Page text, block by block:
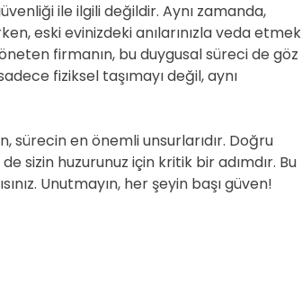
ile ilgili değildir. Aynı zamanda,
eski evinizdeki anılarınızla veda etmek
firmanın, bu duygusal süreci de göz
fiziksel taşımayı değil, aynı
sürecin en önemli unsurlarıdır. Doğru
sizin huzurunuz için kritik bir adımdır. Bu
Unutmayın, her şeyin başı güven!